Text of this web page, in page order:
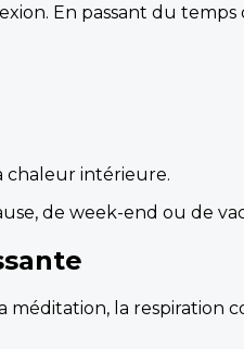
En passant du
chaleur intérieure.
de week-end ou de
la respiration